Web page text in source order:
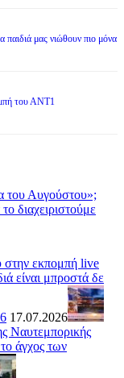
μας νιώθουν πιο μόνα
του ΑΝΤ1
του Αυγούστου»;
διαχειριστούμε
εκπομπή live
είναι μπροστά δε
17.07.2026
Ναυτεμπορικής
άγχος των